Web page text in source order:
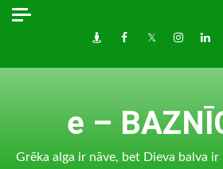
Skip
DraugiemFacebook
Twitter
e –
Grēka alga ir nāve, bet Dieva balva